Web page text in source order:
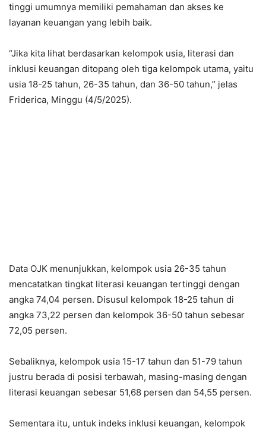
tinggi umumnya memiliki pemahaman dan akses ke
layanan keuangan yang lebih baik.
“Jika kita lihat berdasarkan kelompok usia, literasi dan
inklusi keuangan ditopang oleh tiga kelompok utama, yaitu
usia 18-25 tahun, 26-35 tahun, dan 36-50 tahun,” jelas
Friderica, Minggu (4/5/2025).
Data OJK menunjukkan, kelompok usia 26-35 tahun
mencatatkan tingkat literasi keuangan tertinggi dengan
angka 74,04 persen. Disusul kelompok 18-25 tahun di
angka 73,22 persen dan kelompok 36-50 tahun sebesar
72,05 persen.
Sebaliknya, kelompok usia 15-17 tahun dan 51-79 tahun
justru berada di posisi terbawah, masing-masing dengan
literasi keuangan sebesar 51,68 persen dan 54,55 persen.
Sementara itu, untuk indeks inklusi keuangan, kelompok